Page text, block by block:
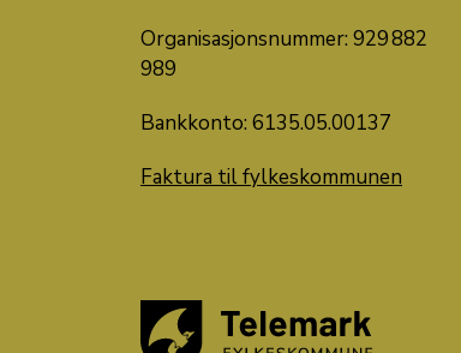
Organisasjonsnummer: 929 882
989
Bankkonto: 6135.05.00137
Faktura til fylkeskommunen